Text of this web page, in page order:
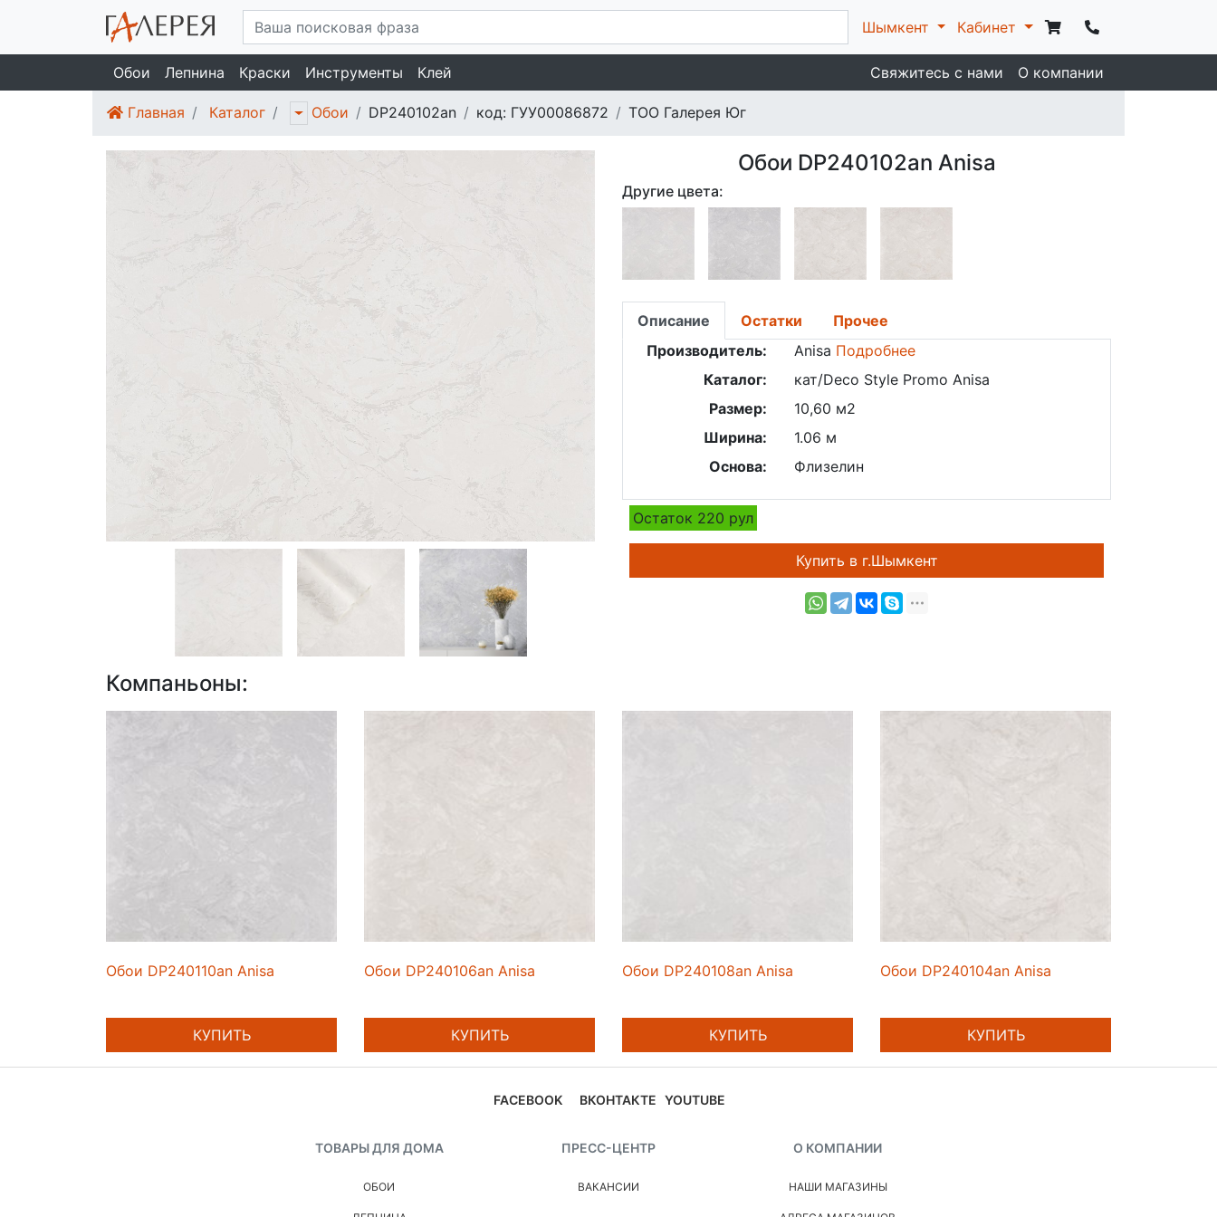
Шымкент Кабинет
Обои Лепнина Краски Инструменты Клей Свяжитесь с нами О компании
Главная Каталог Обои DP240102an код: ГУУ00086872 ТОО Галерея Юг
Обои DP240102an Anisa
Другие цвета:
Описание Остатки
Прочее
Производитель:
Anisa Подробнее
Каталог:
кат/Deco Style Promo Anisa
Размер:
10,60 м2
Ширина:
1.06 м
Основа:
Флизелин
Остаток 220 рул
Купить в г.Шымкент
Компаньоны:
Обои DP240110an Anisa
КУПИТЬ
Обои DP240106an Anisa
КУПИТЬ
Обои DP240108an Anisa
КУПИТЬ
Обои DP240104an Anisa
КУПИТЬ
FACEBOOK ВКОНТАКТЕ YOUTUBE
ТОВАРЫ ДЛЯ ДОМА
ОБОИ
ПРЕСС-ЦЕНТР
ВАКАНСИИ
О КОМПАНИИ
НАШИ МАГАЗИНЫ